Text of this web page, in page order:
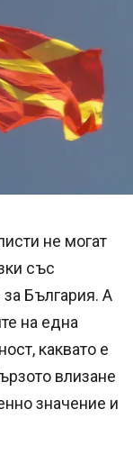
не могат
със
България. А
на една
каквато е
влизане
значение и